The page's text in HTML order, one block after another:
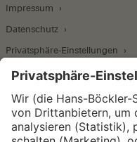
Impressum
Datenschutz
Privatsphäre-Einstellungen
Wirtschafts-